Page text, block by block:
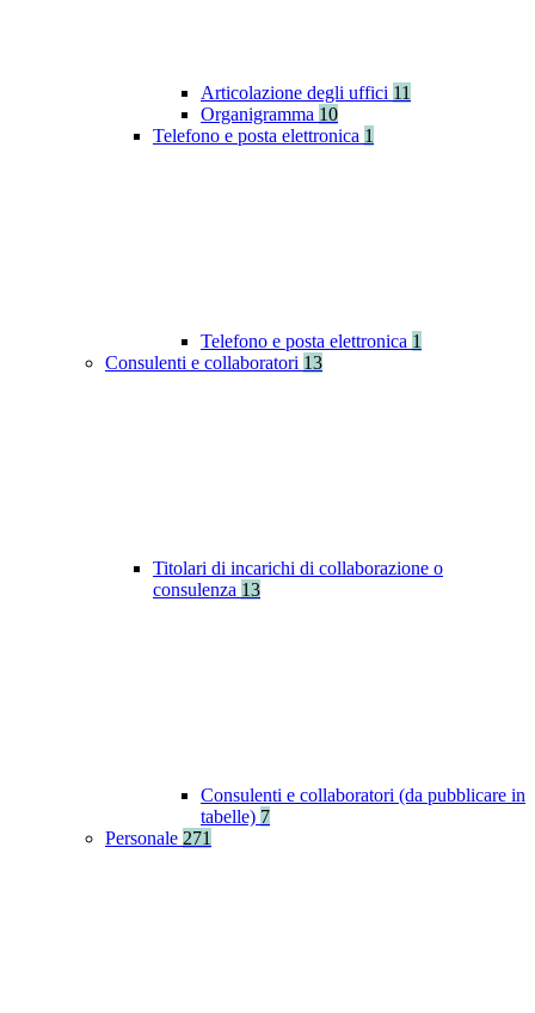
Articolazione degli uffici 11
Organigramma 10
Telefono e posta elettronica 1
Telefono e posta elettronica 1
Consulenti e collaboratori 13
Titolari di incarichi di collaborazione o
consulenza 13
Consulenti e collaboratori (da pubblicare in
tabelle) 7
Personale 271